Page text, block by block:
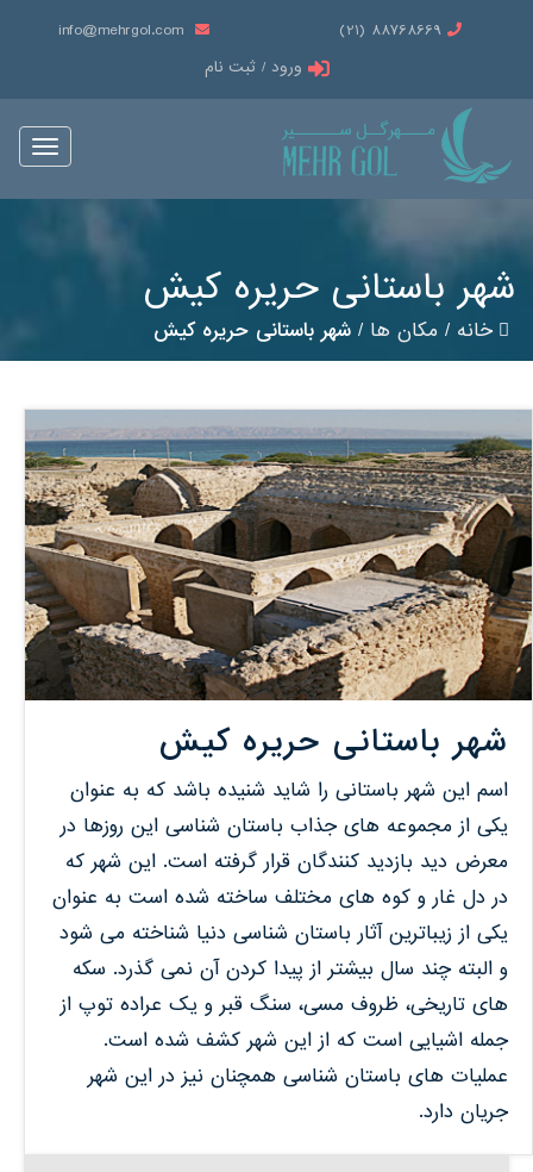
88768669 (21)
info@mehrgol.com
ورود / ثبت نام
Toggle
شهر باستانی حریره کیش
خانه/ مکان ها/ شهر باستانی حریره کیش
شهر باستانی حریره کیش
اسم این شهر باستانی را شاید شنیده باشد که به عنوان
یکی از مجموعه های جذاب باستان شناسی این روزها در
معرض دید بازدید کنندگان قرار گرفته است. این شهر که
در دل غار و کوه های مختلف ساخته شده است به عنوان
یکی از زیباترین آثار باستان شناسی دنیا شناخته می شود
و البته چند سال بیشتر از پیدا کردن آن نمی گذرد. سکه
های تاریخی، ظروف مسی، سنگ قبر و یک عراده توپ از
جمله اشیایی است که از این شهر کشف شده است.
عملیات های باستان شناسی همچنان نیز در این شهر
جریان دارد.